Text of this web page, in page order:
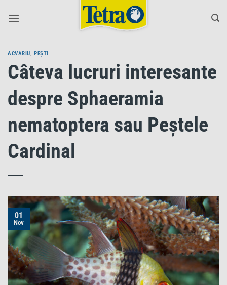
ACVARIU,PEȘTI
Câteva lucruri interesante
despre Sphaeramia
nematoptera sau Peștele
Cardinal
01
Nov